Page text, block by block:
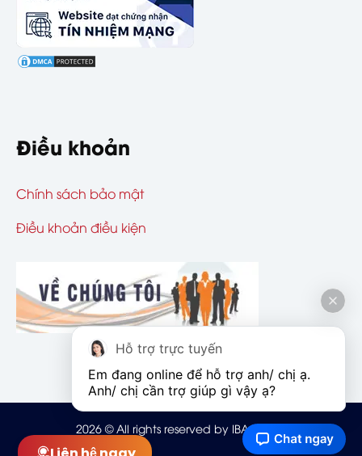
Điều khoản
Chính sách bảo mật
Điều khoản điều kiện
2026 © All rights reserved by IBAOHIEM
Hỗ trợ trực tuyến
Em đang online để hỗ trợ anh/ chị ạ.
Anh/ chị cần trợ giúp gì vậy ạ?